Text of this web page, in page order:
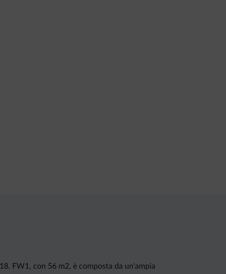
FW1, con 56 m2, è composta da un'ampia